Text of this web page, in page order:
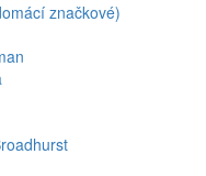
značkové)